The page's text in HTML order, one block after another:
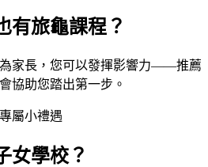
有旅龜課程？
家長，您可以發揮影響力——推薦
協助您踏出第一步。
屬小禮遇
女學校？